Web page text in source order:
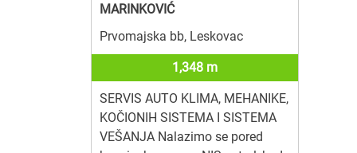
MARINKOVIĆ
Prvomajska bb, Leskovac
1,348 m
SERVIS AUTO KLIMA, MEHANIKE,
KOČIONIH SISTEMA I SISTEMA
VEŠANJA Nalazimo se pored